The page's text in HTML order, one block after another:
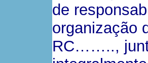
de
organização
RC……..,